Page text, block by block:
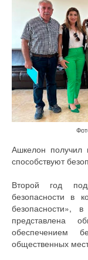
Ашкелон получил
способствуют
Второй год
безопасности в
безопасности»,
представлена
обеспечением
общественных